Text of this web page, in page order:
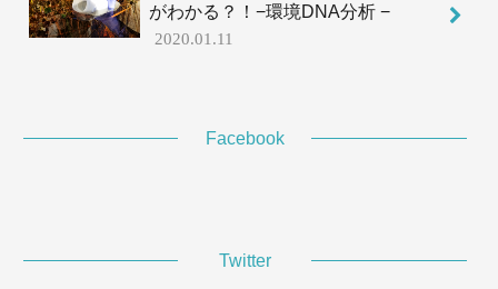
がわかる？！−環境DNA分析 −
2020.01.11
Facebook
Twitter